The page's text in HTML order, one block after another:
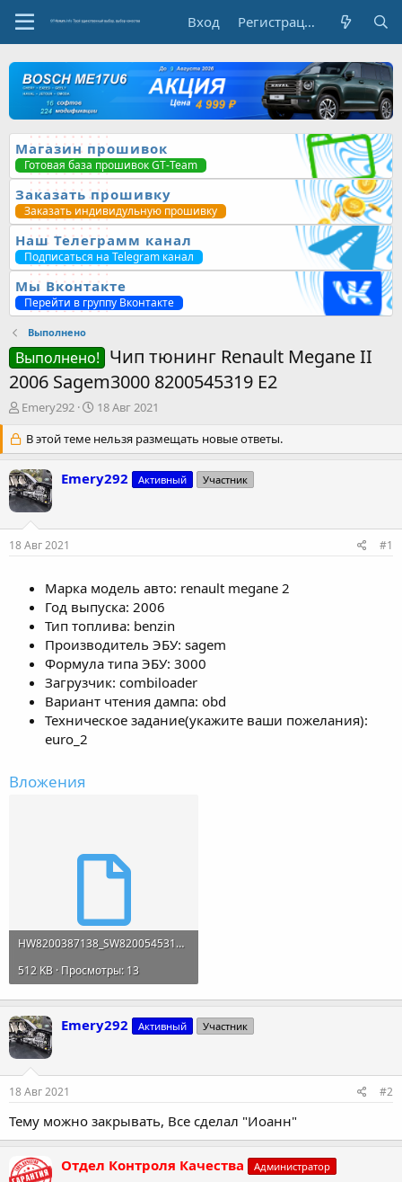
Вход Регистрация
Магазин прошивок
Готовая база прошивок GT-Team
Заказать прошивку
Заказать индивидульную прошивку
Наш Телеграмм канал
Подписаться на Telegram канал
Мы Вконтакте
Перейти в группу Вконтакте
Выполнено
Выполнено! Чип тюнинг Renault Megane II
2006 Sagem3000 8200545319 E2
А
т
о
р
т
е
Emery292
Д
т
а
а
18 Авг 2021
В этой теме нельзя размещать новые ответы.
Emery292 Активный Участник
18 Авг 2021 #1
Марка модель авто: renault megane 2
Год выпуска: 2006
Тип топлива: benzin
Производитель ЭБУ: sagem
Формула типа ЭБУ: 3000
Загрузчик: combiloader
Вариант чтения дампа: obd
Техническое задание(укажите ваши пожелания):
euro_2
Вложения
HW8200387138_SW8200545319.bin
512 KB · Просмотры: 13
Emery292 Активный Участник
18 Авг 2021 #2
Тему можно закрывать, Все сделал "Иоанн"
Отдел Контроля Качества Администратор